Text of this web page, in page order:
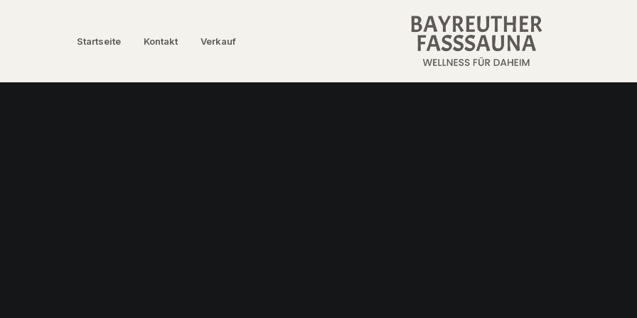
Startseite Kontakt Verkauf